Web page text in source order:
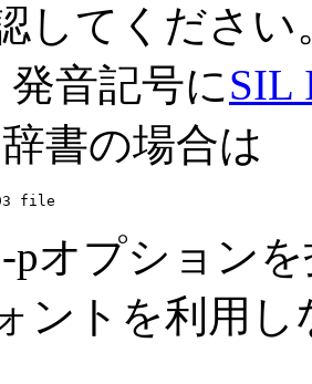
してくださ
発音記号にSIL
書の場合は
file
-pオプション
ントを利用